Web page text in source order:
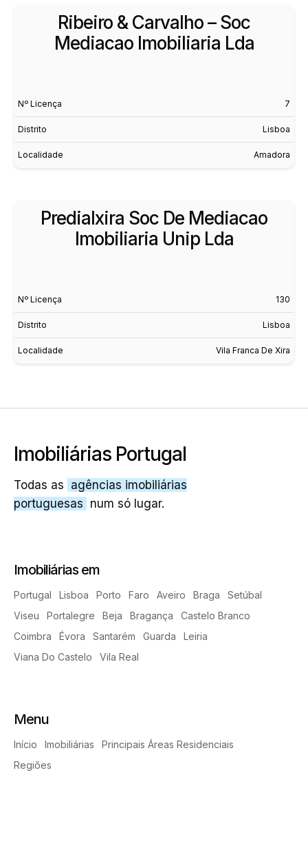
Ribeiro & Carvalho – Soc
Mediacao Imobiliaria Lda
Nº Licença 7
Distrito Lisboa
Localidade Amadora
Predialxira Soc De Mediacao
Imobiliaria Unip Lda
Nº Licença 130
Distrito Lisboa
Localidade Vila Franca De Xira
Imobiliárias Portugal
Todas as agências imobiliárias
portuguesas num só lugar.
Imobiliárias em
Portugal Lisboa Porto Faro Aveiro Braga
Setúbal
Viseu
Portalegre Beja Bragança
Castelo Branco
Coimbra
Évora Santarém Guarda
Leiria
Viana Do Castelo
Vila Real
Menu
Início Imobiliárias
Principais Áreas Residenciais
Regiões